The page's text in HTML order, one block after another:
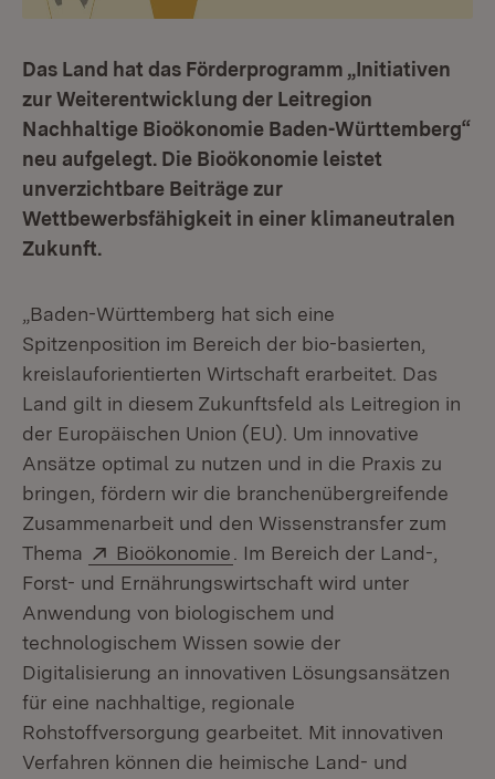
Das Land hat das Förderprogramm „Initiativen
zur Weiterentwicklung der Leitregion
Nachhaltige Bioökonomie Baden-Württemberg“
neu aufgelegt. Die Bioökonomie leistet
unverzichtbare Beiträge zur
Wettbewerbsfähigkeit in einer klimaneutralen
Zukunft.
„Baden-Württemberg hat sich eine
Spitzenposition im Bereich der bio-basierten,
kreislauforientierten Wirtschaft erarbeitet. Das
Land gilt in diesem Zukunftsfeld als Leitregion in
der Europäischen Union (EU). Um innovative
Ansätze optimal zu nutzen und in die Praxis zu
bringen, fördern wir die branchenübergreifende
Zusammenarbeit und den Wissenstransfer zum
Thema
Extern:
Bioökonomie (Öffnet in neuem Fenster)
. Im Bereich der Land-,
Forst- und Ernährungswirtschaft wird unter
Anwendung von biologischem und
technologischem Wissen sowie der
Digitalisierung an innovativen Lösungsansätzen
für eine nachhaltige, regionale
Rohstoffversorgung gearbeitet. Mit innovativen
Verfahren können die heimische Land- und